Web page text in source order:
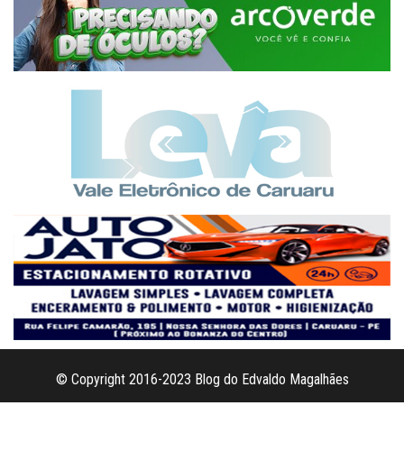
© Copyright 2016-2023 Blog do Edvaldo Magalhães